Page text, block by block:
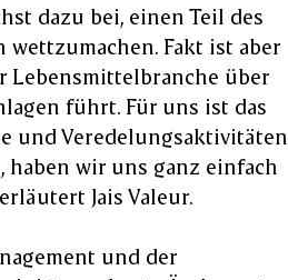
dazu bei, einen Teil des
Fakt ist aber
Lebensmittelbranche über
führt. Für uns ist das
und Veredelungsaktivitäten
wir uns ganz einfach
Jais Valeur.
und der